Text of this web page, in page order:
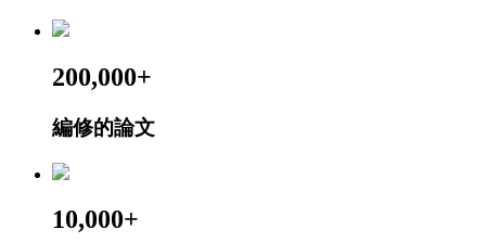
200,000+
編修的論文
10,000+